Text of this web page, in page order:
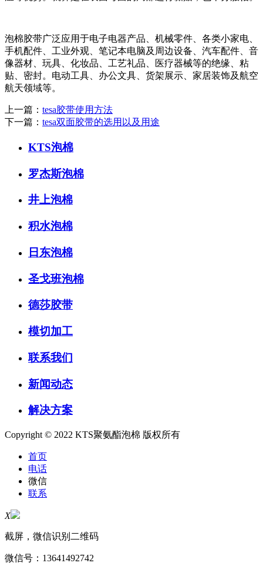
泡棉胶带广泛应用于电子电器产品、机械零件、各类小家电、
手机配件、工业外观、笔记本电脑及周边设备、汽车配件、音
像器材、玩具、化妆品、工艺礼品、医疗器械等的绝缘、粘
贴、密封。电动工具、办公文具、货架展示、家居装饰及航空
航天领域等。
上一篇： tesa胶带使用方法
下一篇： tesa双面胶带的选用以及用途
KTS泡棉
罗杰斯泡棉
井上泡棉
积水泡棉
日东泡棉
圣戈班泡棉
德莎胶带
模切加工
联系我们
新闻动态
解决方案
Copyright © 2022 KTS聚氨酯泡棉 版权所有
首页
电话
微信
联系
X
截屏，微信识别二维码
微信号： 13641492742